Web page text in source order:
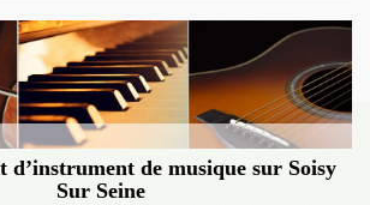
d’instrument de musique sur Soisy
Sur Seine